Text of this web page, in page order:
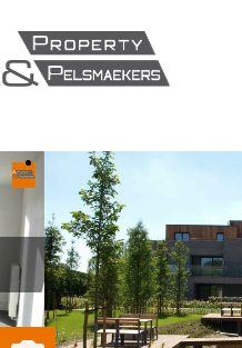
Foto's